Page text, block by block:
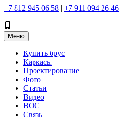
+7 812 945 06 58 | +7 911 094 26 46
Меню
Купить брус
Каркасы
Проектирование
Фото
Статьи
Видео
ВОС
Связь